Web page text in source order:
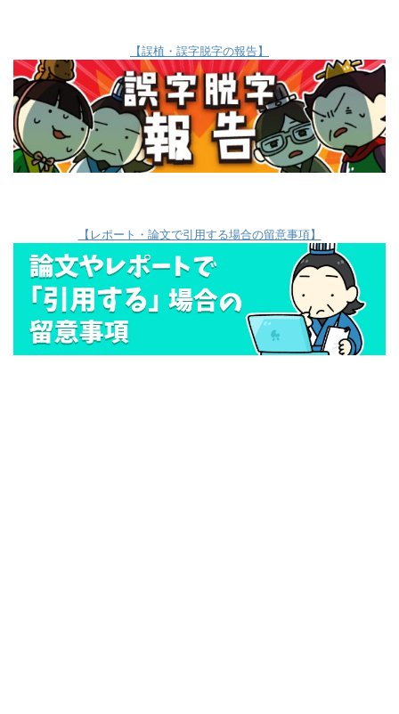
【誤植・誤字脱字の報告】
【レポート・論文で引用する場合の留意事項】